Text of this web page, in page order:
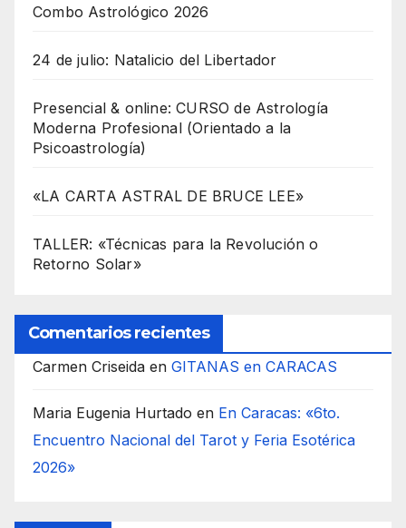
Combo Astrológico 2026
24 de julio: Natalicio del Libertador
Presencial & online: CURSO de Astrología
Moderna Profesional (Orientado a la
Psicoastrología)
«LA CARTA ASTRAL DE BRUCE LEE»
TALLER: «Técnicas para la Revolución o
Retorno Solar»
Comentarios recientes
Carmen Criseida en GITANAS en CARACAS
Maria Eugenia Hurtado en En Caracas: «6to.
Encuentro Nacional del Tarot y Feria Esotérica
2026»